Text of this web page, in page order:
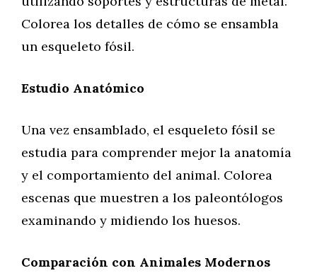
Colorea los detalles de cómo se ensambla
un esqueleto fósil.
Estudio Anatómico
Una vez ensamblado, el esqueleto fósil se
estudia para comprender mejor la anatomía
y el comportamiento del animal. Colorea
escenas que muestren a los paleontólogos
examinando y midiendo los huesos.
Comparación con Animales Modernos